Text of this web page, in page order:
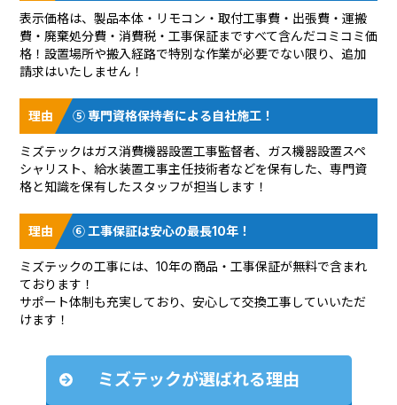
表示価格は、製品本体・リモコン・取付工事費・出張費・運搬
費・廃棄処分費・消費税・工事保証まですべて含んだコミコミ価
格！設置場所や搬入経路で特別な作業が必要でない限り、追加
請求はいたしません！
⑤ 専門資格保持者による自社施工！
ミズテックはガス消費機器設置工事監督者、ガス機器設置スペ
シャリスト、給水装置工事主任技術者などを保有した、専門資
格と知識を保有したスタッフが担当します！
⑥ 工事保証は安心の最長10年！
ミズテックの工事には、10年の商品・工事保証が無料で含まれ
ております！
サポート体制も充実しており、安心して交換工事していいただ
けます！
ミズテックが選ばれる理由